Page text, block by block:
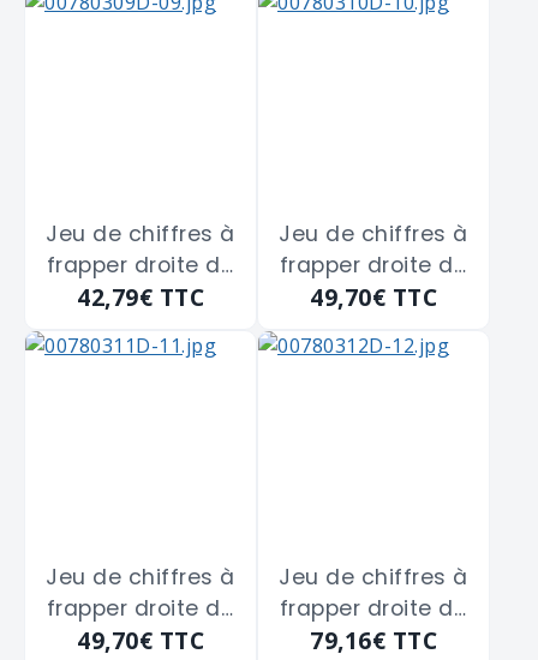
Jeu de chiffres à
frapper droite de
4 m/m
42,79€ TTC
Jeu de chiffres à
frapper droite de
5 m/m
49,70€ TTC
Jeu de chiffres à
frapper droite de
6 m/m
49,70€ TTC
Jeu de chiffres à
frapper droite de
8 m/m
79,16€ TTC